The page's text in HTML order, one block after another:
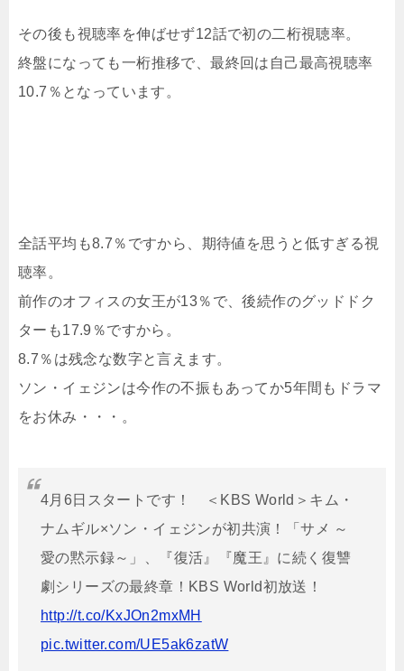
その後も視聴率を伸ばせず12話で初の二桁視聴率。
終盤になっても一桁推移で、最終回は自己最高視聴率
10.7％となっています。
全話平均も8.7％ですから、期待値を思うと低すぎる視
聴率。
前作のオフィスの女王が13％で、後続作のグッドドク
ターも17.9％ですから。
8.7％は残念な数字と言えます。
ソン・イェジンは今作の不振もあってか5年間もドラマ
をお休み・・・。
4月6日スタートです！ ＜KBS World＞キム・
ナムギル×ソン・イェジンが初共演！「サメ ～
愛の黙示録～」、『復活』『魔王』に続く復讐
劇シリーズの最終章！KBS World初放送！
http://t.co/KxJOn2mxMH
pic.twitter.com/UE5ak6zatW